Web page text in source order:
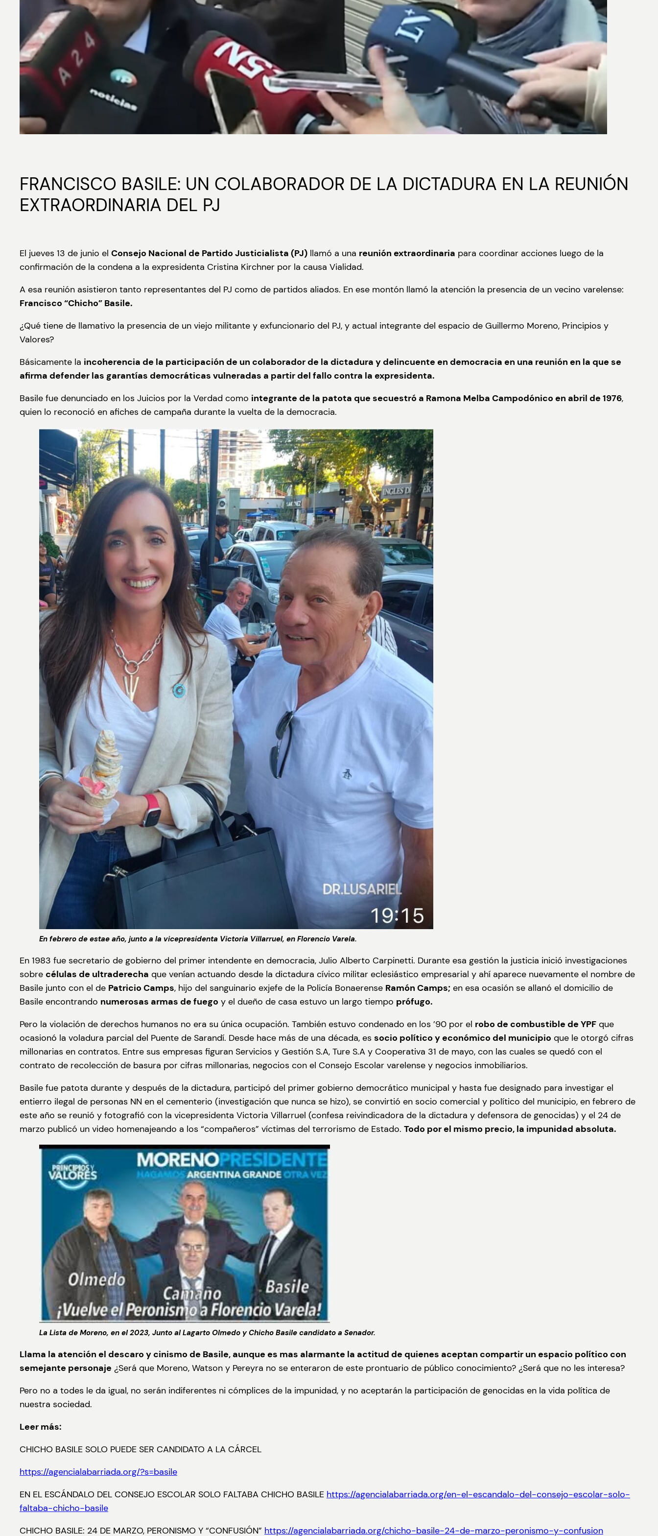
FRANCISCO BASILE: UN COLABORADOR DE LA DICTADURA EN LA REUNIÓN
EXTRAORDINARIA DEL PJ
El jueves 13 de junio el Consejo Nacional de Partido Justicialista (PJ) llamó a una reunión extraordinaria para coordinar acciones luego de la
confirmación de la condena a la expresidenta Cristina Kirchner por la causa Vialidad.
A esa reunión asistieron tanto representantes del PJ como de partidos aliados. En ese montón llamó la atención la presencia de un vecino varelense:
Francisco “Chicho” Basile.
¿Qué tiene de llamativo la presencia de un viejo militante y exfuncionario del PJ, y actual integrante del espacio de Guillermo Moreno, Principios y
Valores?
Básicamente la incoherencia de la participación de un colaborador de la dictadura y delincuente en democracia en una reunión en la que se
afirma defender las garantías democráticas vulneradas a partir del fallo contra la expresidenta.
Basile fue denunciado en los Juicios por la Verdad como integrante de la patota que secuestró a Ramona Melba Campodónico en abril de 1976,
quien lo reconoció en afiches de campaña durante la vuelta de la democracia.
En febrero de estae año, junto a la vicepresidenta Victoria Villarruel, en Florencio Varela.
En 1983 fue secretario de gobierno del primer intendente en democracia, Julio Alberto Carpinetti. Durante esa gestión la justicia inició investigaciones
sobre células de ultraderecha que venían actuando desde la dictadura cívico militar eclesiástico empresarial y ahí aparece nuevamente el nombre de
Basile junto con el de Patricio Camps, hijo del sanguinario exjefe de la Policía Bonaerense Ramón Camps; en esa ocasión se allanó el domicilio de
Basile encontrando numerosas armas de fuego y el dueño de casa estuvo un largo tiempo prófugo.
Pero la violación de derechos humanos no era su única ocupación. También estuvo condenado en los ’90 por el robo de combustible de YPF que
ocasionó la voladura parcial del Puente de Sarandí. Desde hace más de una década, es socio político y económico del municipio que le otorgó cifras
millonarias en contratos. Entre sus empresas figuran Servicios y Gestión S.A, Ture S.A y Cooperativa 31 de mayo, con las cuales se quedó con el
contrato de recolección de basura por cifras millonarias, negocios con el Consejo Escolar varelense y negocios inmobiliarios.
Basile fue patota durante y después de la dictadura, participó del primer gobierno democrático municipal y hasta fue designado para investigar el
entierro ilegal de personas NN en el cementerio (investigación que nunca se hizo), se convirtió en socio comercial y político del municipio, en febrero de
este año se reunió y fotografió con la vicepresidenta Victoria Villarruel (confesa reivindicadora de la dictadura y defensora de genocidas) y el 24 de
marzo publicó un video homenajeando a los “compañeros” víctimas del terrorismo de Estado. Todo por el mismo precio, la impunidad absoluta.
La Lista de Moreno, en el 2023, Junto al Lagarto Olmedo y Chicho Basile candidato a Senador.
Llama la atención el descaro y cinismo de Basile, aunque es mas alarmante la actitud de quienes aceptan compartir un espacio político con
semejante personaje ¿Será que Moreno, Watson y Pereyra no se enteraron de este prontuario de público conocimiento? ¿Será que no les interesa?
Pero no a todes le da igual, no serán indiferentes ni cómplices de la impunidad, y no aceptarán la participación de genocidas en la vida política de
nuestra sociedad.
Leer más:
CHICHO BASILE SOLO PUEDE SER CANDIDATO A LA CÁRCEL
https://agencialabarriada.org/?s=basile
EN EL ESCÁNDALO DEL CONSEJO ESCOLAR SOLO FALTABA CHICHO BASILE https://agencialabarriada.org/en-el-escandalo-del-consejo-escolar-solo-
faltaba-chicho-basile
CHICHO BASILE: 24 DE MARZO, PERONISMO Y “CONFUSIÓN” https://agencialabarriada.org/chicho-basile-24-de-marzo-peronismo-y-confusion